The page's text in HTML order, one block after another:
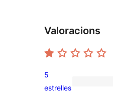
Valoracions
0
5
estrelles